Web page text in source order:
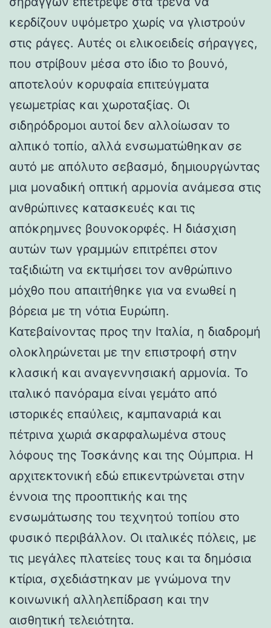
κερδίζουν υψόμετρο χωρίς να γλιστρούν
στις ράγες. Αυτές οι ελικοειδείς σήραγγες,
που στρίβουν μέσα στο ίδιο το βουνό,
αποτελούν κορυφαία επιτεύγματα
γεωμετρίας και χωροταξίας. Οι
σιδηρόδρομοι αυτοί δεν αλλοίωσαν το
αλπικό τοπίο, αλλά ενσωματώθηκαν σε
αυτό με απόλυτο σεβασμό, δημιουργώντας
μια μοναδική οπτική αρμονία ανάμεσα στις
ανθρώπινες κατασκευές και τις
απόκρημνες βουνοκορφές. Η διάσχιση
αυτών των γραμμών επιτρέπει στον
ταξιδιώτη να εκτιμήσει τον ανθρώπινο
μόχθο που απαιτήθηκε για να ενωθεί η
βόρεια με τη νότια Ευρώπη.
Κατεβαίνοντας προς την Ιταλία, η διαδρομή
ολοκληρώνεται με την επιστροφή στην
κλασική και αναγεννησιακή αρμονία. Το
ιταλικό πανόραμα είναι γεμάτο από
ιστορικές επαύλεις, καμπαναριά και
πέτρινα χωριά σκαρφαλωμένα στους
λόφους της Τοσκάνης και της Ούμπρια. Η
αρχιτεκτονική εδώ επικεντρώνεται στην
έννοια της προοπτικής και της
ενσωμάτωσης του τεχνητού τοπίου στο
φυσικό περιβάλλον. Οι ιταλικές πόλεις, με
τις μεγάλες πλατείες τους και τα δημόσια
κτίρια, σχεδιάστηκαν με γνώμονα την
κοινωνική αλληλεπίδραση και την
αισθητική τελειότητα.